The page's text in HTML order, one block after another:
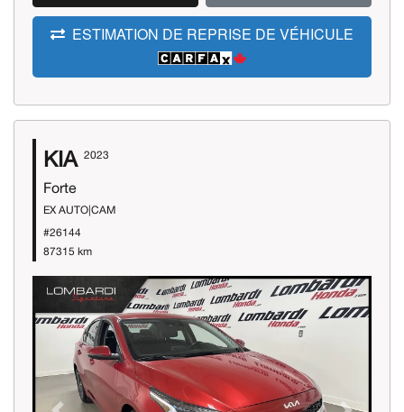
ESTIMATION DE REPRISE DE VÉHICULE
KIA 2023
Forte
EX AUTO|CAM
#26144
87315 km